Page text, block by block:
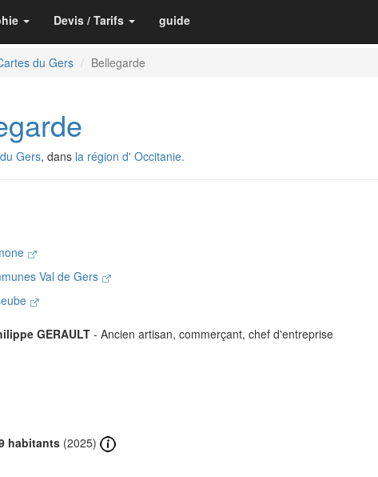
Devis / Tarifs guide
du Gers Bellegarde
Gers, dans la région d' Occitanie.
Val de Gers
GERAULT- Ancien artisan, commerçant, chef d'entreprise
habitants (2025)